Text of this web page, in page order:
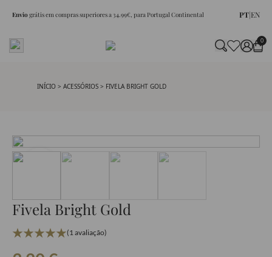
Enviográtis em compras superiores a 34.99€, para Portugal Continental PT|EN
0
INÍCIO > ACESSÓRIOS > FIVELA BRIGHT GOLD
Fivela Bright Gold
(1 avaliação)